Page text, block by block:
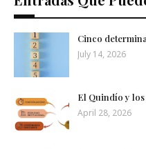
Cinco
July 14, 2026
El Quindío y
April 28, 2026